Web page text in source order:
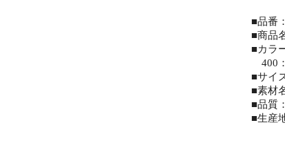
■品番
■商品
■カラ
400
■サイ
■素材
■品質
■生産